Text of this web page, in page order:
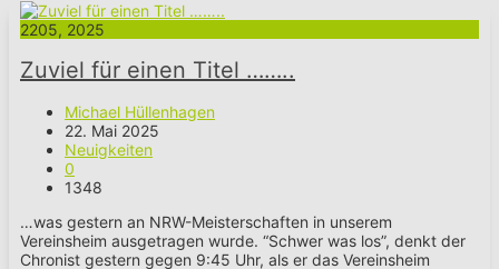
2205, 2025
Zuviel für einen Titel ……..
Michael Hüllenhagen
22. Mai 2025
Neuigkeiten
0
1348
…was gestern an NRW-Meisterschaften in unserem
Vereinsheim ausgetragen wurde. “Schwer was los”, denkt der
Chronist gestern gegen 9:45 Uhr, als er das Vereinsheim